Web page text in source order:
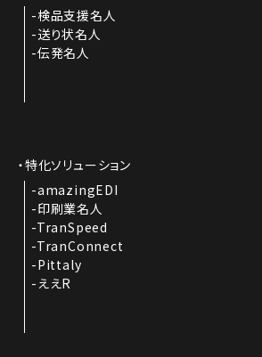
検品支援名人
送り状名人
伝発名人
特化ソリューション
amazingEDI
印刷業名人
TranSpeed
TranConnect
Pittaly
ええR